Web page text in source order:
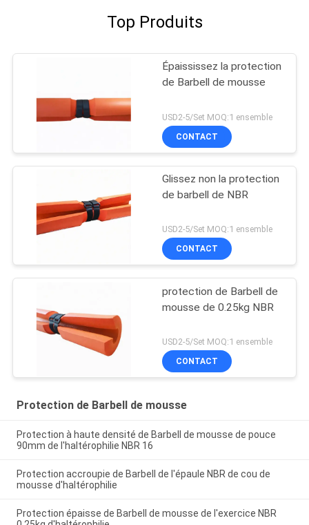
Top Produits
Épaississez la protection
de Barbell de mousse
USD2-5/Set MOQ:1 ensemble
CONTACT
Glissez non la protection
de barbell de NBR
USD2-5/Set MOQ:1 ensemble
CONTACT
protection de Barbell de
mousse de 0.25kg NBR
USD2-5/Set MOQ:1 ensemble
CONTACT
Protection de Barbell de mousse
Protection à haute densité de Barbell de mousse de pouce
90mm de l'haltérophilie NBR 16
Protection accroupie de Barbell de l'épaule NBR de cou de
mousse d'haltérophilie
Protection épaisse de Barbell de mousse de l'exercice NBR